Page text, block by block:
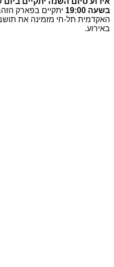
בשעה 19:00
יתקיים בפארק
האקדמית תל-חי מזמינה את
באירוע.